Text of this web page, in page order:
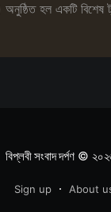
হল একটি বিশেষ
বিপ্লবী সংবাদ দর্পণ©
Sign up About